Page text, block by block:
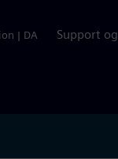
| DA Support